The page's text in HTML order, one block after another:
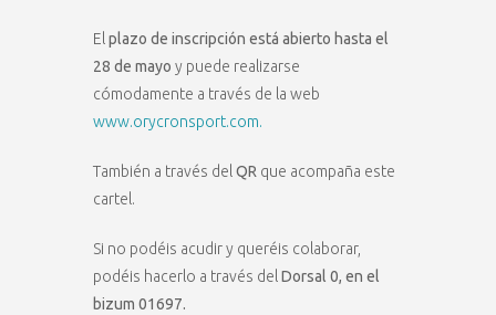
Elplazo de inscripción está abierto hasta el
28 de mayo y puede realizarse
cómodamente a través de la web
www.orycronsport.com.
También a través delQR que acompaña este
cartel.
Si no podéis acudir y queréis colaborar,
podéis hacerlo a través delDorsal 0, en el
bizum 01697.